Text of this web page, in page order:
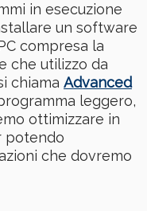
in esecuzione
un software
compresa la
che utilizzo da
chiama Advanced
leggero,
ottimizzare in
potendo
che dovremo